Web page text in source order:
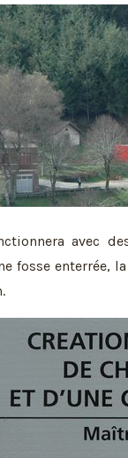
avec
fosse enterrée,